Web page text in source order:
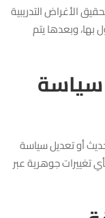
الأغراض التدريبية
بها، وبعدها يتم
سياسة
أو تعديل سياسة
تغييرات جوهرية عبر